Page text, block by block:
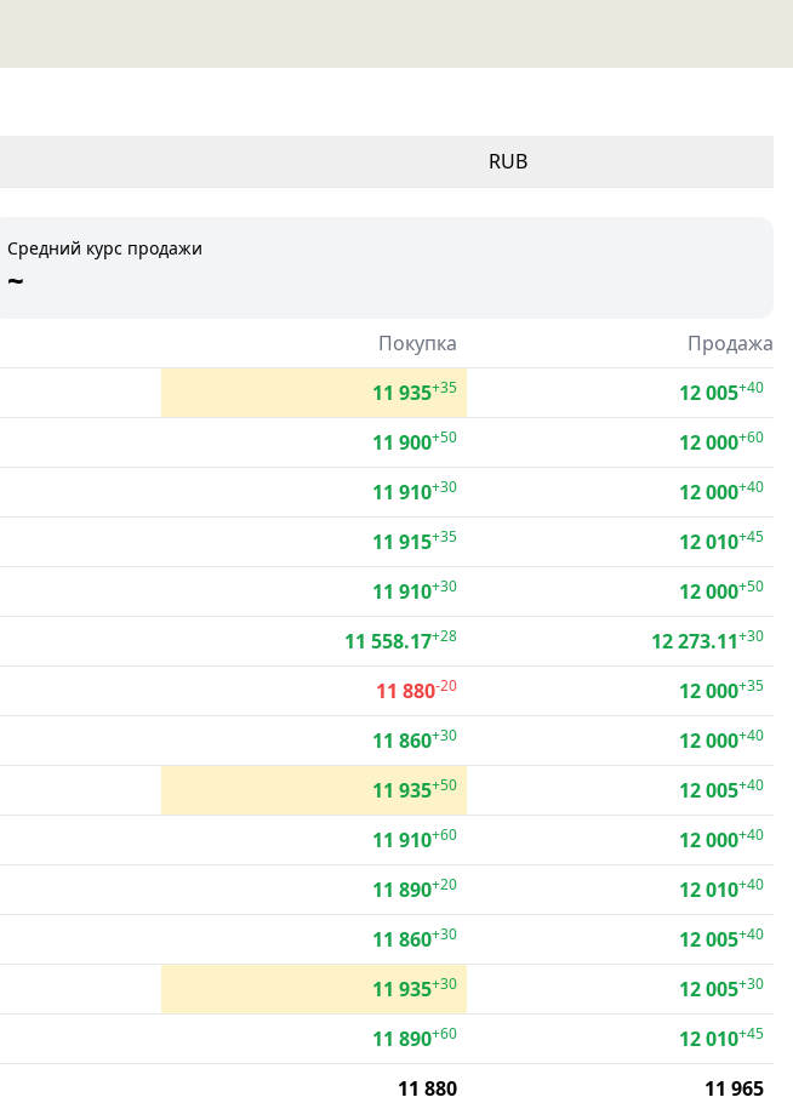
RUB
Средний курс продажи
~
Покупка
Продажа
11 935+35 12 005+40
11 900+50 12 000+60
11 910+30 12 000+40
11 915+35 12 010+45
11 910+30 12 000+50
11 558.17+28 12 273.11+30
11 880-20 12 000+35
11 860+30 12 000+40
11 935+50 12 005+40
11 910+60 12 000+40
11 890+20 12 010+40
11 860+30 12 005+40
11 935+30 12 005+30
11 890+60 12 010+45
11 880
11 965